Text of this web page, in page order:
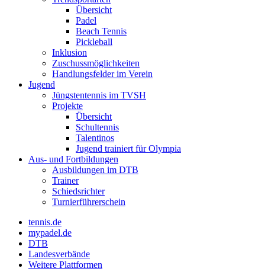
Übersicht
Padel
Beach Tennis
Pickleball
Inklusion
Zuschussmöglichkeiten
Handlungsfelder im Verein
Jugend
Jüngstentennis im TVSH
Projekte
Übersicht
Schultennis
Talentinos
Jugend trainiert für Olympia
Aus- und Fortbildungen
Ausbildungen im DTB
Trainer
Schiedsrichter
Turnierführerschein
tennis.de
mypadel.de
DTB
Landesverbände
Weitere Plattformen